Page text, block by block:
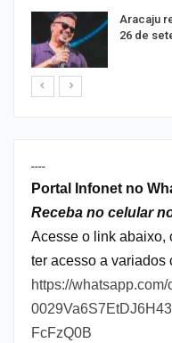
Aracaju
26 de
----
Portal Infonet no
Receba no celular
Acesse o link abaixo,
ter acesso a variados
https://
0029Va6S7EtDJ6H43
FcFzQ0B